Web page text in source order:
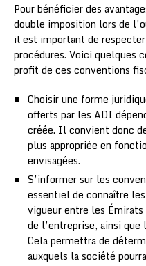
Pour bénéficier des
double imposition lors de
il est important de
procédures. Voici quelques
profit de ces conventions
Choisir une forme
offerts par les ADI
créée. Il convient donc
plus appropriée en
envisagées.
S’informer sur les
essentiel de connaître
vigueur entre les Émirats
de l’entreprise, ainsi
Cela permettra de
auxquels la société